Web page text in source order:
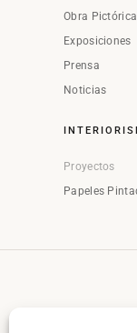
Obra Pictórica
Exposiciones
Prensa
Noticias
Proyectos
Papeles